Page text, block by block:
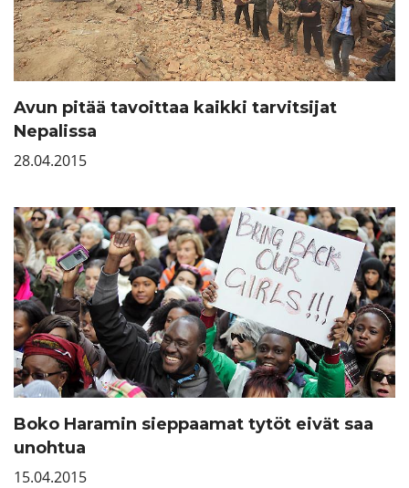
Avun pitää tavoittaa kaikki tarvitsijat
Nepalissa
28.04.2015
Boko Haramin sieppaamat tytöt eivät saa
unohtua
15.04.2015